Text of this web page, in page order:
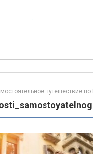
путешествие по